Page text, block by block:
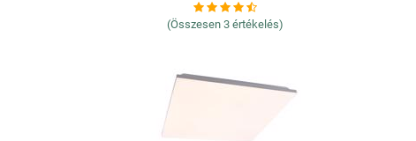
(Összesen 3 értékelés)